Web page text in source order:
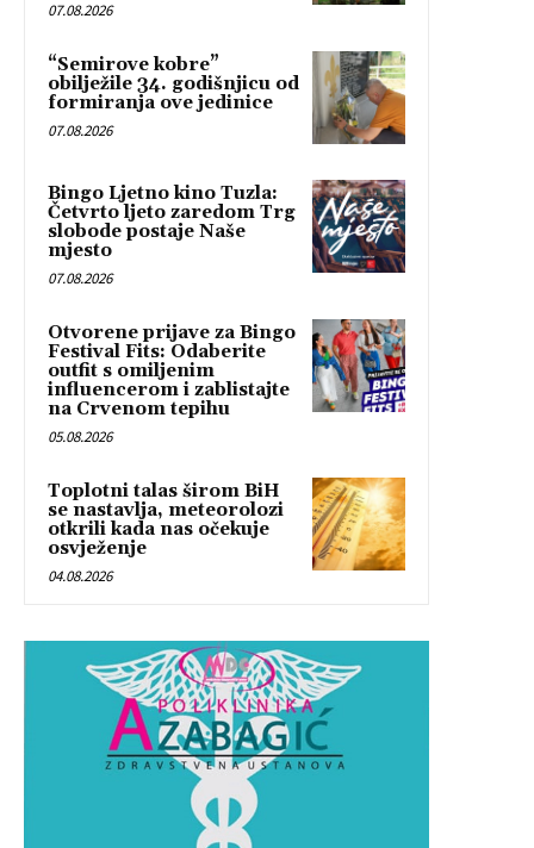
07.08.2026
“Semirove kobre”
obilježile 34. godišnjicu od
formiranja ove jedinice
07.08.2026
Bingo Ljetno kino Tuzla:
Četvrto ljeto zaredom Trg
slobode postaje Naše
mjesto
07.08.2026
Otvorene prijave za Bingo
Festival Fits: Odaberite
outfit s omiljenim
influencerom i zablistajte
na Crvenom tepihu
05.08.2026
Toplotni talas širom BiH
se nastavlja, meteorolozi
otkrili kada nas očekuje
osvježenje
04.08.2026